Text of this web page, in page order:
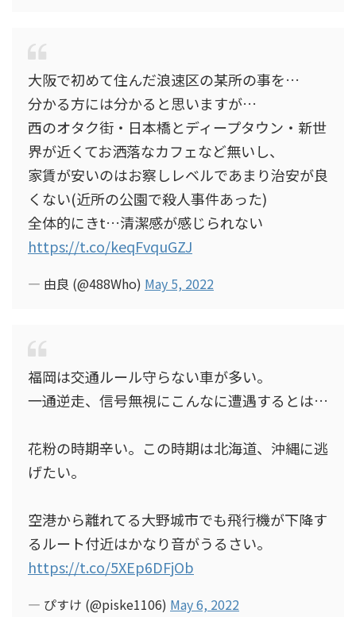
大阪で初めて住んだ浪速区の某所の事を…
分かる方には分かると思いますが…
西のオタク街・日本橋とディープタウン・新世
界が近くてお洒落なカフェなど無いし、
家賃が安いのはお察しレベルであまり治安が良
くない(近所の公園で殺人事件あった)
全体的にきt…清潔感が感じられない
https://t.co/keqFvquGZJ
— 由良 (@488Who) May 5, 2022
福岡は交通ルール守らない車が多い。
一通逆走、信号無視にこんなに遭遇するとは…
花粉の時期辛い。この時期は北海道、沖縄に逃
げたい。
空港から離れてる大野城市でも飛行機が下降す
るルート付近はかなり音がうるさい。
https://t.co/5XEp6DFjOb
— ぴすけ (@piske1106) May 6, 2022